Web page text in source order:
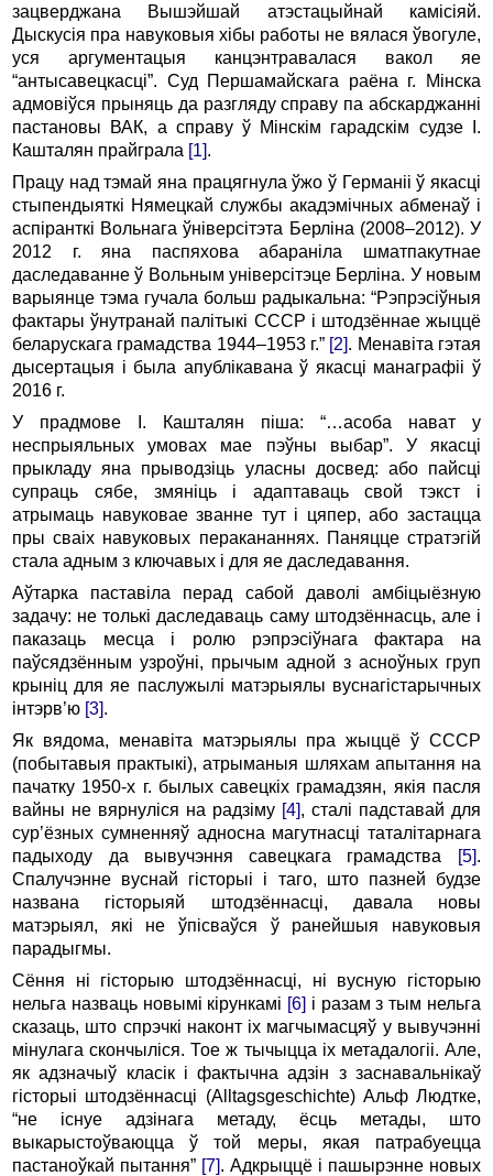
зацверджана Вышэйшай атэстацыйнай камісіяй.
Дыскусія пра навуковыя хібы работы не вялася ўвогуле,
уся аргументацыя канцэнтравалася вакол яе
“антысавецкасці”. Суд Першамайскага раёна г. Мінска
адмовіўся прыняць да разгляду справу па абскарджанні
пастановы ВАК, а справу ў Мінскім гарадскім судзе І.
Кашталян прайграла [1].
Працу над тэмай яна працягнула ўжо ў Германіі ў якасці
стыпендыяткі Нямецкай службы акадэмічных абменаў і
аспіранткі Вольнага ўніверсітэта Берліна (2008–2012). У
2012 г. яна паспяхова абараніла шматпакутнае
даследаванне ў Вольным універсітэце Берліна. У новым
варыянце тэма гучала больш радыкальна: “Рэпрэсіўныя
фактары ўнутранай палітыкі СССР і штодзённае жыццё
беларускага грамадства 1944–1953 г.” [2]. Менавіта гэтая
дысертацыя і была апублікавана ў якасці манаграфіі ў
2016 г.
У прадмове І. Кашталян піша: “…асоба нават у
неспрыяльных умовах мае пэўны выбар”. У якасці
прыкладу яна прыводзіць уласны досвед: або пайсці
супраць сябе, змяніць і адаптаваць свой тэкст і
атрымаць навуковае званне тут і цяпер, або застацца
пры сваіх навуковых перакананнях. Паняцце стратэгій
стала адным з ключавых і для яе даследавання.
Аўтарка паставіла перад сабой даволі амбіцыёзную
задачу: не толькі даследаваць саму штодзённасць, але і
паказаць месца і ролю рэпрэсіўнага фактара на
паўсядзённым узроўні, прычым адной з асноўных груп
крыніц для яе паслужылі матэрыялы вуснагістарычных
інтэрв’ю [3].
Як вядома, менавіта матэрыялы пра жыццё ў СССР
(побытавыя практыкі), атрыманыя шляхам апытання на
пачатку 1950-х г. былых савецкіх грамадзян, якія пасля
вайны не вярнуліся на радзіму [4], сталі падставай для
сур’ёзных сумненняў адносна магутнасці таталітарнага
падыходу да вывучэння савецкага грамадства
[5].
Спалучэнне вуснай гісторыі і таго, што пазней будзе
названа гісторыяй штодзённасці, давала новы
матэрыял, які не ўпісваўся ў ранейшыя навуковыя
парадыгмы.
Сёння ні гісторыю штодзённасці, ні вусную гісторыю
нельга назваць новымі кірункамі [6] і разам з тым нельга
сказаць, што спрэчкі наконт іх магчымасцяў у вывучэнні
мінулага скончыліся. Тое ж тычыцца іх метадалогіі. Але,
як адзначыў класік і фактычна адзін з заснавальнікаў
гісторыі штодзённасці (Alltagsgeschichte) Альф Людтке,
“не існуе адзінага метаду, ёсць метады, што
выкарыстоўваюцца ў той меры, якая патрабуецца
пастаноўкай пытання” [7]. Адкрыццё і пашырэнне новых